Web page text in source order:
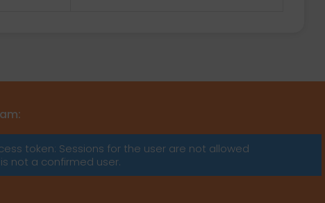
token: Sessions for the user are not allowed
not a confirmed user.